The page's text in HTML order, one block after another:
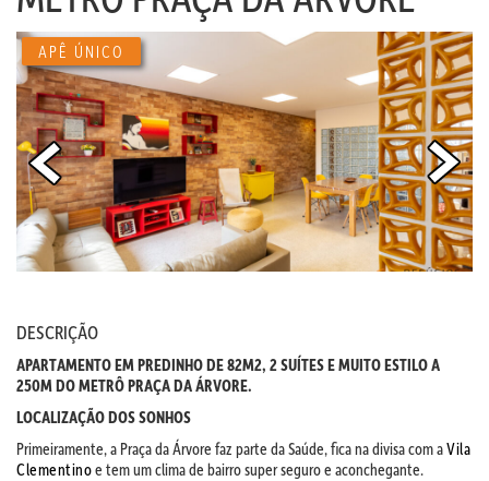
APÊ ÚNICO
DESCRIÇÃO
APARTAMENTO EM PREDINHO DE 82M2, 2 SUÍTES E MUITO ESTILO A
250M DO METRÔ PRAÇA DA ÁRVORE.
LOCALIZAÇÃO DOS SONHOS
Primeiramente, a Praça da Árvore faz parte da Saúde, fica na divisa com aVila
Clementinoe tem um clima de bairro super seguro e aconchegante.